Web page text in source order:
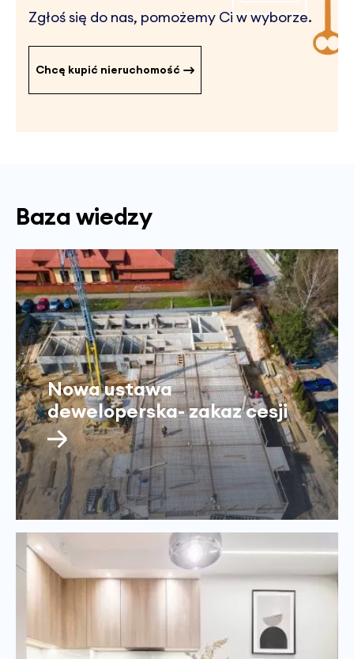
Zgłoś się do nas, pomożemy Ci w wyborze.
Chcę kupić nieruchomość
Baza wiedzy
Nowa ustawa
deweloperska- zakaz cesji